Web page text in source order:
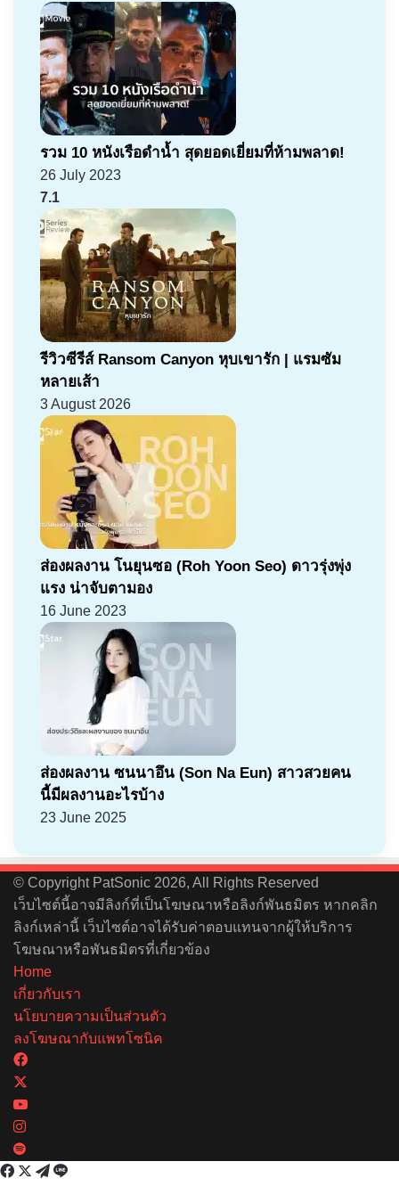
รวม 10 หนังเรือดำน้ำ สุดยอดเยี่ยมที่ห้ามพลาด!
26 July 2023
7.1
รีวิวซีรีส์ Ransom Canyon หุบเขารัก | แรมซัม
หลายเส้า
3 August 2026
ส่องผลงาน โนยุนซอ (Roh Yoon Seo) ดาวรุ่งพุ่ง
แรง น่าจับตามอง
16 June 2023
ส่องผลงาน ซนนาอึน (Son Na Eun) สาวสวยคน
นี้มีผลงานอะไรบ้าง
23 June 2025
© Copyright PatSonic 2026, All Rights Reserved
เว็บไซต์นี้อาจมีลิงก์ที่เป็นโฆษณาหรือลิงก์พันธมิตร หากคลิก
ลิงก์เหล่านี้ เว็บไซต์อาจได้รับค่าตอบแทนจากผู้ให้บริการ
โฆษณาหรือพันธมิตรที่เกี่ยวข้อง
Home
เกี่ยวกับเรา
นโยบายความเป็นส่วนตัว
ลงโฆษณากับแพทโซนิค
Facebook
YouTube
Instagram
Spotify
Facebook
X Telegram
Line